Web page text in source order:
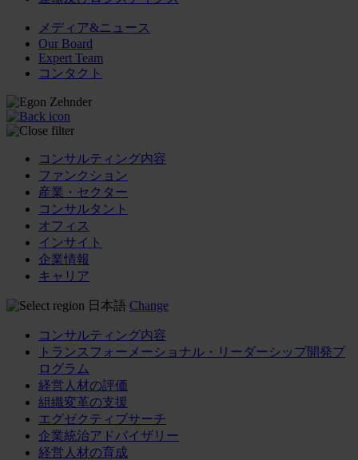
メディア&ニュース
Our Board
Expert Team
コンタクト
コンサルティング内容
ファンクション
産業・セクター
コンサルタント
オフィス
インサイト
企業情報
キャリア
日本語 Change
コンサルティング内容
トランスフォーメーショナル・リーダーシップ開発プ
ログラム
経営人材の評価
組織変革の支援
エグゼクティブサーチ
企業統治アドバイザリー
経営人材の育成